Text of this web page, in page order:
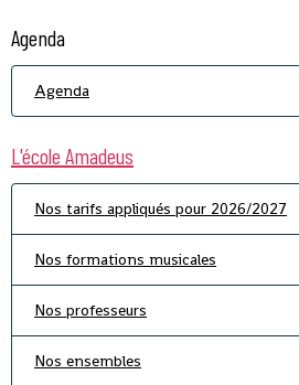
Agenda
Agenda
L'école Amadeus
Nos tarifs appliqués pour 2026/2027
Nos formations musicales
Nos professeurs
Nos ensembles